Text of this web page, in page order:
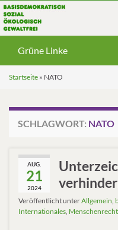
Grüne Linke
Startseite » NATO
SCHLAGWORT: NATO
AUG.
21
2024
Veröffentlicht unterAllgemein
Internationales